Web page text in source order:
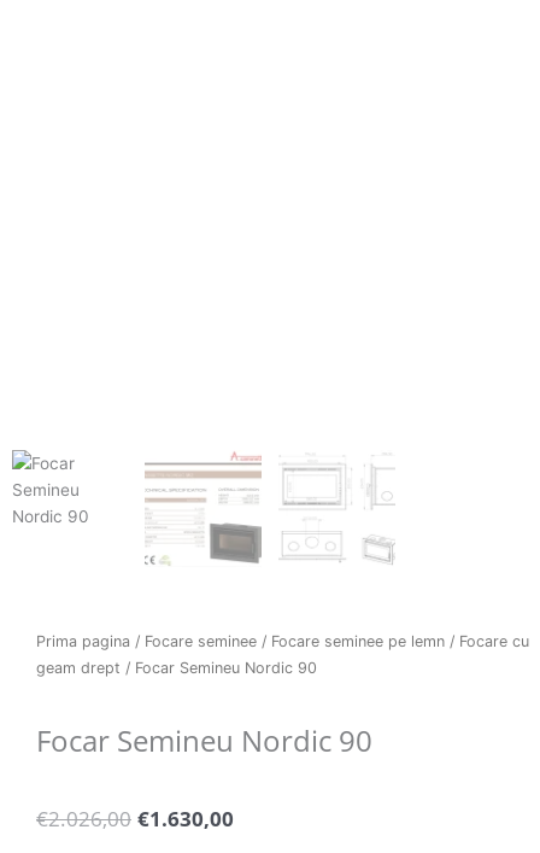
Prima pagina / Focare seminee / Focare seminee pe lemn / Focare cu
geam drept / Focar Semineu Nordic 90
Focar Semineu Nordic 90
€2.026,00 Pretul
€1.630,00